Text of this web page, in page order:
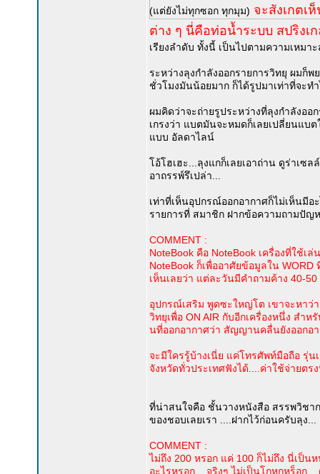
(แต่ยังไม่ทุกซอก ทุกมุม) จะสังเกตเ
ต่าง ๆ นี่คือท่อน้ำระบบ สปริงเ
เรียงลำดับ ทั้งนี้ เป็นไปตามความเหมา
ระหว่างลุงกำลังออกรายการวิทยุ ผมก็
ชั่วโมงมันน้อยมาก ก็ได้รูปมาเท่าที่จะท
ผมคิดว่าจะถ่ายรูประหว่างที่ลุงกำลังออ
เกรงว่า แบตมันจะหมดก็เลยเปลี่ยนแ
แบบ อัลดาไลน์
โอ้โฮเฮะ...ลุงแกก็เลยเอาถ่าน ดูร่าเ
อาถรรพ์รึเปล่า...
เท่าที่เห็นอุปกรณ์ออกอากาศก็ไม่เห็นมี
รายการที่ สมาชิก ฝากข้อความถามปัญ
COMMENT :
NoteBook คือ NoteBook เครื่องที่ใช้
NoteBook ก็เพื่ออาศัยข้อมูลใน
เห็นเลยว่า แต่ละวันมีคำถามค้าง 40-
อุปกรณ์เสริม พูดซะใหญ่โต เขาจะหาว่
วิทยุเพื่อ ON AIR กับอีกเครื่องหนึ่ง สำ
นที่ออกอากาศว่า สัญญานคลื่นยังออกอ
จะมีใครรู้บ้างเนี่ย แค่โทรศัพท์มือถือ รุ่
จังหวัดทั่วประเทศฟังได้....ค่าใช้จ่ายตร
ที่น่าสนใจคือ ชั้นวางหนังสือ สรรพวิชา
ของชอบเลยเรา ....ฝากไว้ก่อนครับลุง...
COMMENT :
ไม่ถึง 200 หรอก แค่ 100 ก็ไม่ถึง นี่เป็น
อะไรหรอก....จริงๆ ไม่เป็นโกหกหร็อก